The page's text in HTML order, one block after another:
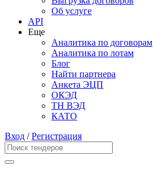
Об услуге
API
Еще
Аналитика по договорам
Аналитика по лотам
Блог
Найти партнера
Анкета ЭЦП
ОКЭД
ТН ВЭД
КАТО
Вход /Регистрация